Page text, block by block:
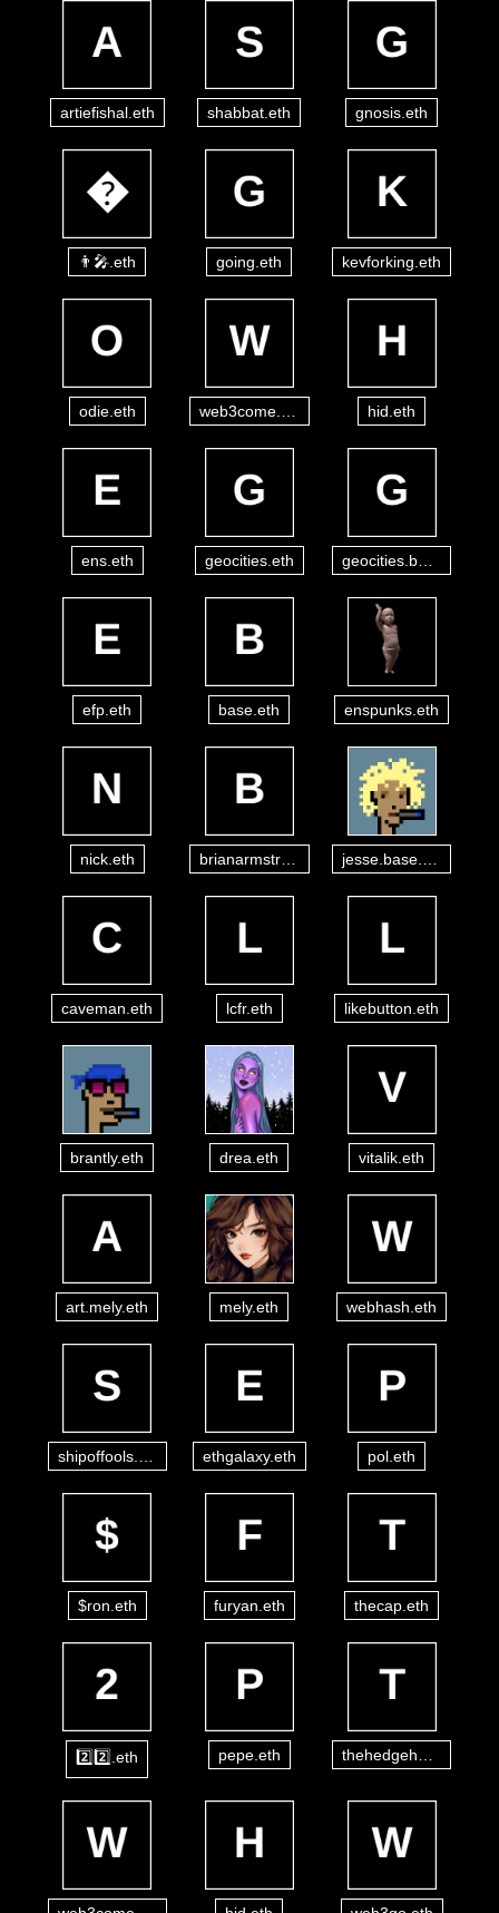
artiefishal.eth shabbat.eth gnosis.eth
👨‍🎤.eth going.eth kevforking.eth
odie.eth hid.eth
ens.eth geocities.eth geocities.base.eth
efp.eth base.eth enspunks.eth
nick.eth
caveman.eth lcfr.eth likebutton.eth
brantly.eth drea.eth vitalik.eth
art.mely.eth mely.eth webhash.eth
ethgalaxy.eth pol.eth
$ron.eth furyan.eth thecap.eth
2️⃣2️⃣.eth pepe.eth